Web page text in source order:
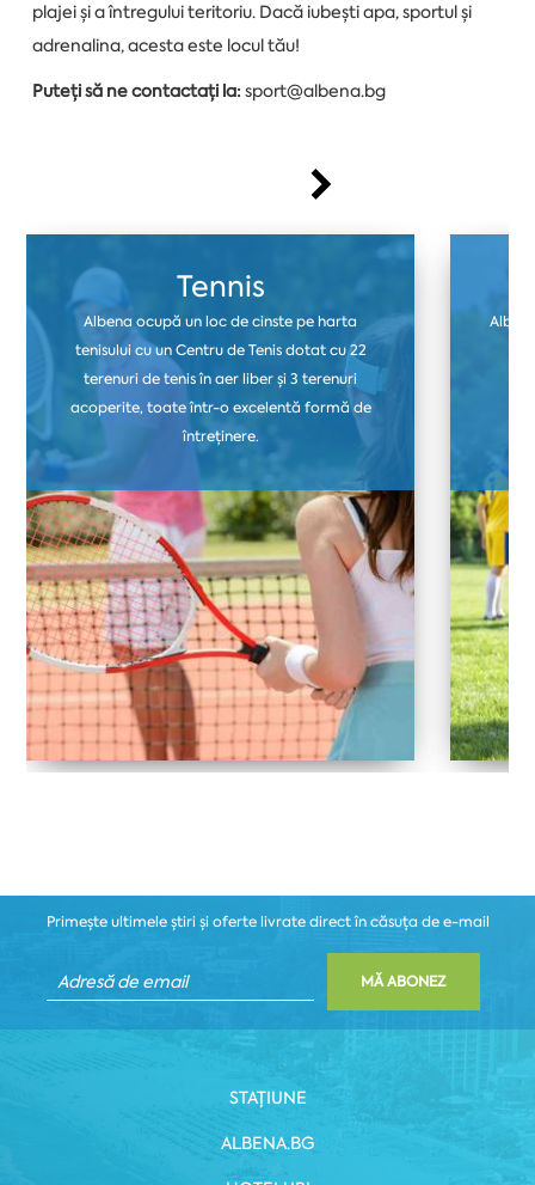
plajei și a întregului teritoriu. Dacă iubești apa, sportul și
adrenalina, acesta este locul tău!
Puteți să ne contactați la: sport@albena.bg
Tennis
Albena ocupă un loc de cinste pe harta
tenisului cu un Centru de Tenis dotat cu 22
terenuri de tenis în aer liber și 3 terenuri
acoperite, toate într-o excelentă formă de
întreținere.
Primește ultimele știri și oferte livrate direct în căsuța de e-mail
MĂ ABONEZ
STAȚIUNE
ALBENA.BG